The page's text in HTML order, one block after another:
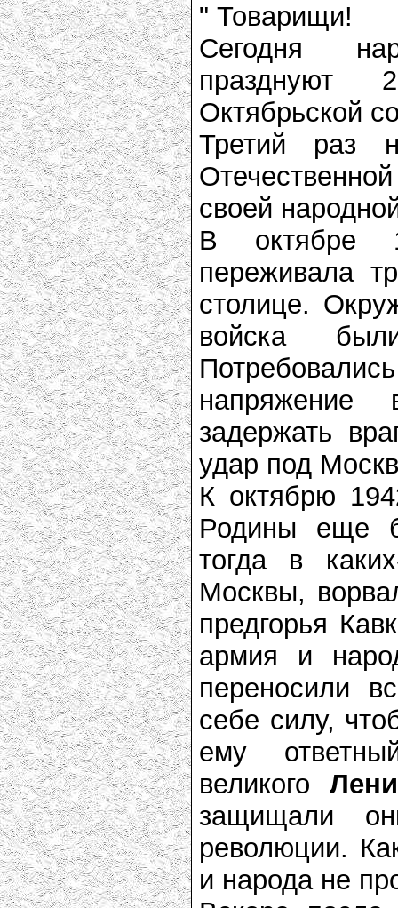
" Товарищи!
Сегодня
празднуют
Октябрьской
Третий раз
своей
В октябре
переживала
столице.
войска
задержать
удар под
К октябрю
Родины еще
тогда в
Москвы,
предгорья
армия и
переносили
себе силу,
ему
великого
защищали
революции.
и народа не